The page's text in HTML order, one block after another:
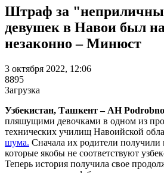
Штраф за
девушек в Навои был
незаконно – Минюст
3 октября 2022, 12:06
8895
Загрузка
Узбекистан, Ташкент – АН
пляшущими девочками в одном из
технических училищ Навоийской
шума. Сначала их родители получили
которые якобы не соответствуют
Теперь история получила свое